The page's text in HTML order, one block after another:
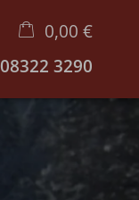
08322 3290
0,00 €
×